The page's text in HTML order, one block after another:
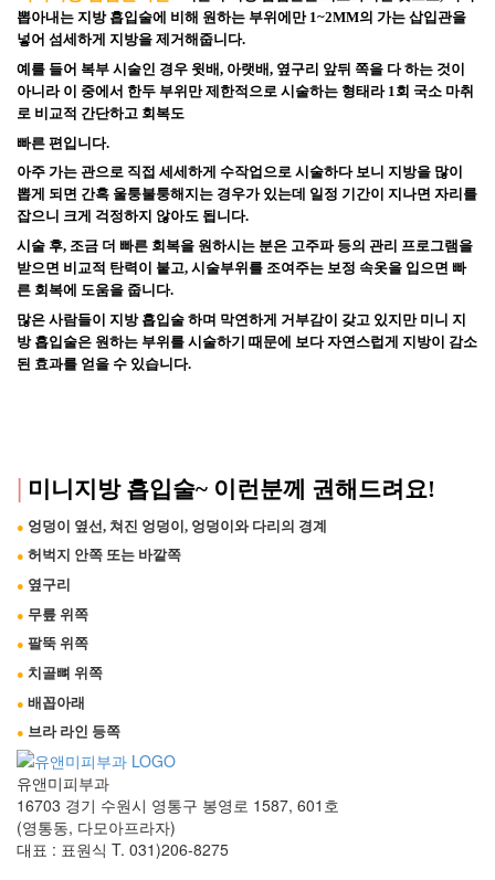
뽑아내는 지방 흡입술에 비해 원하는 부위에만 1~2MM의 가는 삽입관을
넣어 섬세하게 지방을 제거해줍니다.
예를 들어 복부 시술인 경우 윗배, 아랫배, 옆구리 앞뒤 쪽을 다 하는 것이
아니라 이 중에서 한두 부위만 제한적으로 시술하는 형태라 1회 국소 마취
로 비교적 간단하고 회복도
빠른 편입니다.
아주 가는 관으로 직접 세세하게 수작업으로 시술하다 보니 지방을 많이
뽑게 되면 간혹 울퉁불퉁해지는 경우가 있는데 일정 기간이 지나면 자리를
잡으니 크게 걱정하지 않아도 됩니다.
시술 후, 조금 더 빠른 회복을 원하시는 분은 고주파 등의 관리 프로그램을
받으면 비교적 탄력이 붙고, 시술부위를 조여주는 보정 속옷을 입으면 빠
른 회복에 도움을 줍니다.
많은 사람들이 지방 흡입술 하며 막연하게 거부감이 갖고 있지만 미니 지
방 흡입술은 원하는 부위를 시술하기 때문에 보다 자연스럽게 지방이 감소
된 효과를 얻을 수 있습니다.
미니지방 흡입술~ 이런분께 권해드려요!
● 엉덩이 옆선, 쳐진 엉덩이, 엉덩이와 다리의 경계
● 허벅지 안쪽 또는 바깥쪽
● 옆구리
● 무릎 위쪽
● 팔뚝 위쪽
● 치골뼈 위쪽
● 배꼽아래
● 브라 라인 등쪽
유앤미피부과
16703 경기 수원시 영통구 봉영로 1587, 601호
(영통동, 다모아프라자)
대표 : 표원식 T. 031)206-8275